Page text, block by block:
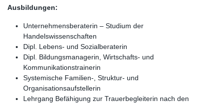
Ausbildungen:
Unternehmensberaterin – Studium der
Handelswissenschaften
Dipl. Lebens- und Sozialberaterin
Dipl. Bildungsmanagerin, Wirtschafts- und
Kommunikationstrainerin
Systemische Familien-, Struktur- und
Organisationsaufstellerin
Lehrgang Befähigung zur Trauerbegleiterin nach den